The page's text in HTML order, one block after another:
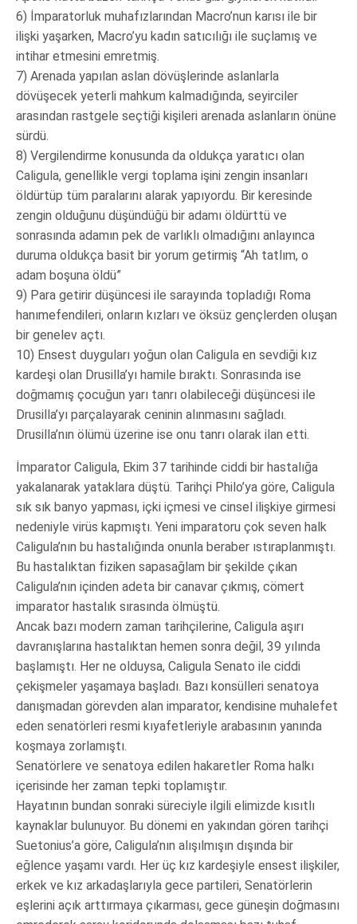
6) İmparatorluk muhafızlarından Macro’nun karısı ile bir
ilişki yaşarken, Macro’yu kadın satıcılığı ile suçlamış ve
intihar etmesini emretmiş.
7) Arenada yapılan aslan dövüşlerinde aslanlarla
dövüşecek yeterli mahkum kalmadığında, seyirciler
arasından rastgele seçtiği kişileri arenada aslanların önüne
sürdü.
8) Vergilendirme konusunda da oldukça yaratıcı olan
Caligula, genellikle vergi toplama işini zengin insanları
öldürtüp tüm paralarını alarak yapıyordu. Bir keresinde
zengin olduğunu düşündüğü bir adamı öldürttü ve
sonrasında adamın pek de varlıklı olmadığını anlayınca
duruma oldukça basit bir yorum getirmiş “Ah tatlım, o
adam boşuna öldü”
9) Para getirir düşüncesi ile sarayında topladığı Roma
hanımefendileri, onların kızları ve öksüz gençlerden oluşan
bir genelev açtı.
10) Ensest duyguları yoğun olan Caligula en sevdiği kız
kardeşi olan Drusilla’yı hamile bıraktı. Sonrasında ise
doğmamış çocuğun yarı tanrı olabileceği düşüncesi ile
Drusilla’yı parçalayarak ceninin alınmasını sağladı.
Drusilla’nın ölümü üzerine ise onu tanrı olarak ilan etti.
İmparator Caligula, Ekim 37 tarihinde ciddi bir hastalığa
yakalanarak yataklara düştü. Tarihçi Philo’ya göre, Caligula
sık sık banyo yapması, içki içmesi ve cinsel ilişkiye girmesi
nedeniyle virüs kapmıştı. Yeni imparatoru çok seven halk
Caligula’nın bu hastalığında onunla beraber ıstıraplanmıştı.
Bu hastalıktan fiziken sapasağlam bir şekilde çıkan
Caligula’nın içinden adeta bir canavar çıkmış, cömert
imparator hastalık sırasında ölmüştü.
Ancak bazı modern zaman tarihçilerine, Caligula aşırı
davranışlarına hastalıktan hemen sonra değil, 39 yılında
başlamıştı. Her ne olduysa, Caligula Senato ile ciddi
çekişmeler yaşamaya başladı. Bazı konsülleri senatoya
danışmadan görevden alan imparator, kendisine muhalefet
eden senatörleri resmi kıyafetleriyle arabasının yanında
koşmaya zorlamıştı.
Senatörlere ve senatoya edilen hakaretler Roma halkı
içerisinde her zaman tepki toplamıştır.
Hayatının bundan sonraki süreciyle ilgili elimizde kısıtlı
kaynaklar bulunuyor. Bu dönemi en yakından gören tarihçi
Suetonius’a göre, Caligula’nın alışılmışın dışında bir
eğlence yaşamı vardı. Her üç kız kardeşiyle ensest ilişkiler,
erkek ve kız arkadaşlarıyla gece partileri, Senatörlerin
eşlerini açık arttırmaya çıkarması, gece güneşin doğmasını